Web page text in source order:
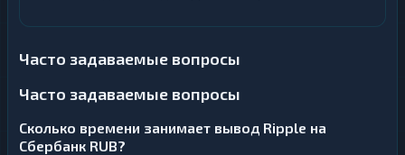
Часто задаваемые вопросы
Часто задаваемые вопросы
Сколько времени занимает вывод Ripple на
Сбербанк RUB?